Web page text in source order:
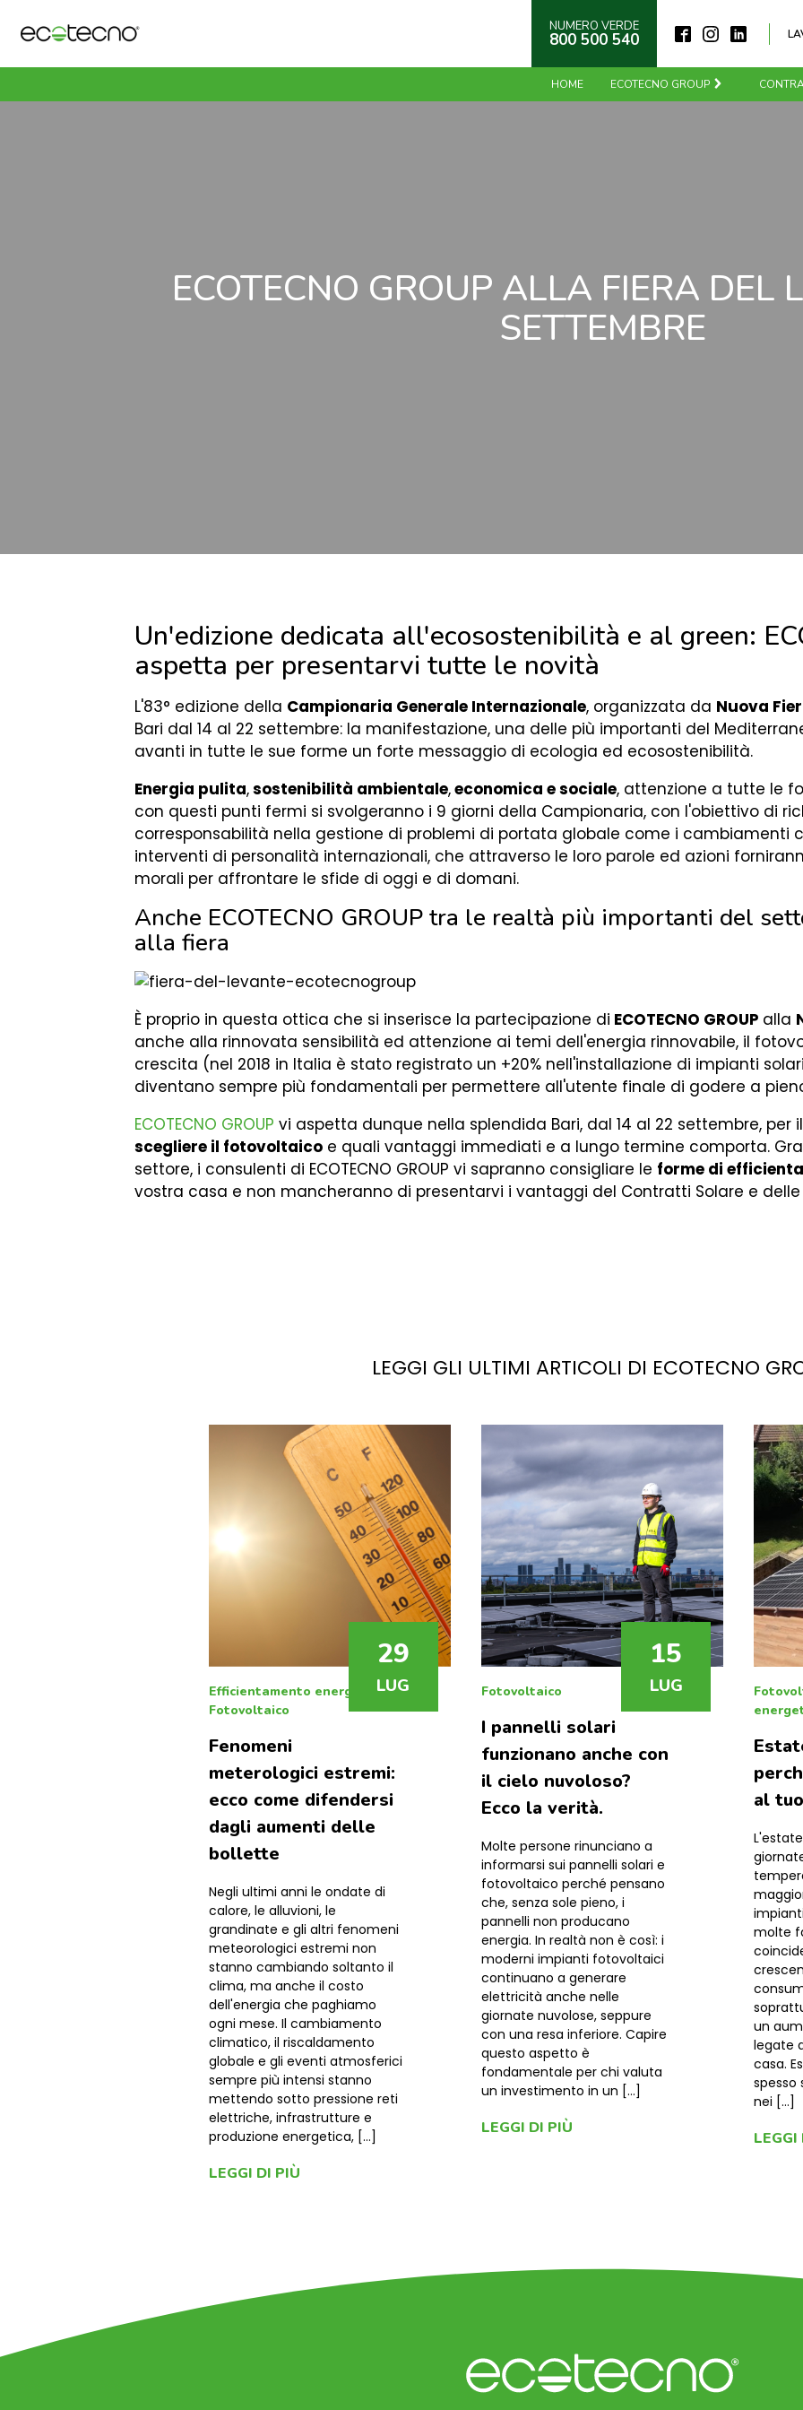
NUMERO VERDE
800 500 540
HOME ECOTECNO GROUP
ECOTECNO GROUP ALLA FIERA DEL
SETTEMBRE
Un'edizione dedicata all'ecosostenibilità e al green:
aspetta per presentarvi tutte le novità
L'83° edizione della Campionaria Generale Internazionale, organizzata da Nuova
Bari dal 14 al 22 settembre: la manifestazione, una delle più importanti del
avanti in tutte le sue forme un forte messaggio di ecologia ed ecosostenibilità.
Energia pulita,sostenibilità ambientale,economica e sociale, attenzione a tutte le
con questi punti fermi si svolgeranno i 9 giorni della Campionaria, con l'obiettivo di
corresponsabilità nella gestione di problemi di portata globale come i cambiamenti
interventi di personalità internazionali, che attraverso le loro parole ed azioni
morali per affrontare le sfide di oggi e di domani.
Anche ECOTECNO GROUP tra le realtà più importanti del
alla fiera
È proprio in questa ottica che si inserisce la partecipazione di ECOTECNO GROUP alla
anche alla rinnovata sensibilità ed attenzione ai temi dell'energia rinnovabile, il
crescita (nel 2018 in Italia è stato registrato un +20% nell'installazione di impianti
diventano sempre più fondamentali per permettere all'utente finale di godere a
ECOTECNO GROUP vi aspetta dunque nella splendida Bari, dal 14 al 22 settembre,
scegliere il fotovoltaico e quali vantaggi immediati e a lungo termine comporta.
settore, i consulenti di ECOTECNO GROUP vi sapranno consigliare le forme di
vostra casa e non mancheranno di presentarvi i vantaggi del Contratti Solare e
Laluce solareè la fonte più abbondante di energia
potenziale sul pianeta. Se sfruttata correttamente,
potrebbe facilmente soddisfare, e superare, la
di elettricità attuale e futura.
LEGGI GLI ULTIMI ARTICOLI DI ECOTECNO
29
LUG
Efficientamento energetico|
Fotovoltaico
Fenomeni
meterologici estremi:
ecco come difendersi
dagli aumenti delle
bollette
Negli ultimi anni le ondate di
calore, le alluvioni, le
grandinate e gli altri fenomeni
meteorologici estremi non
stanno cambiando soltanto il
clima, ma anche il costo
dell'energia che paghiamo
ogni mese. Il cambiamento
climatico, il riscaldamento
globale e gli eventi atmosferici
sempre più intensi stanno
mettendo sotto pressione reti
elettriche, infrastrutture e
produzione energetica, […]
LEGGI DI PIÙ
15
LUG
Fotovoltaico
I pannelli solari
funzionano anche con
il cielo nuvoloso?
Ecco la verità.
Molte persone rinunciano a
informarsi sui pannelli solari e
fotovoltaico perché pensano
che, senza sole pieno, i
pannelli non producano
energia. In realtà non è così: i
moderni impianti fotovoltaici
continuano a generare
elettricità anche nelle
giornate nuvolose, seppure
con una resa inferiore. Capire
questo aspetto è
fondamentale per chi valuta
un investimento in un […]
LEGGI DI PIÙ
al
molte
un
legate
casa.
spesso
nei […]
LEGGI